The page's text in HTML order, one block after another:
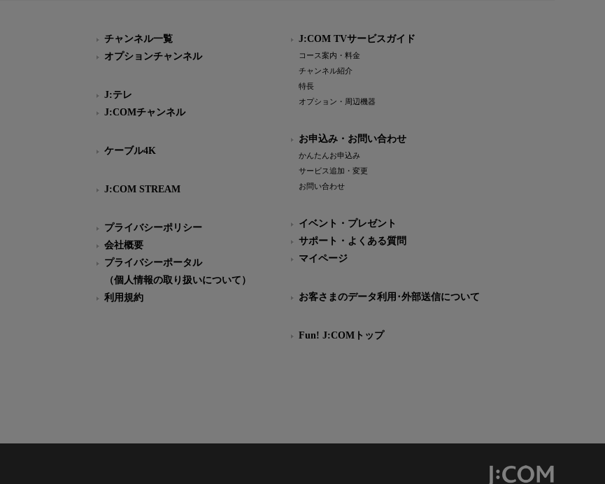
チャンネル一覧
オプションチャンネル
J:テレ
J:COMチャンネル
ケーブル4K
J:COM STREAM
プライバシーポリシー
会社概要
プライバシーポータル
（個人情報の取り扱いについて）
利用規約
J:COM TVサービスガイド
コース案内・料金
チャンネル紹介
特長
オプション・周辺機器
お申込み・お問い合わせ
かんたんお申込み
サービス追加・変更
お問い合わせ
イベント・プレゼント
サポート・よくある質問
マイページ
お客さまのデータ利用･外部送信について
Fun! J:COMトップ